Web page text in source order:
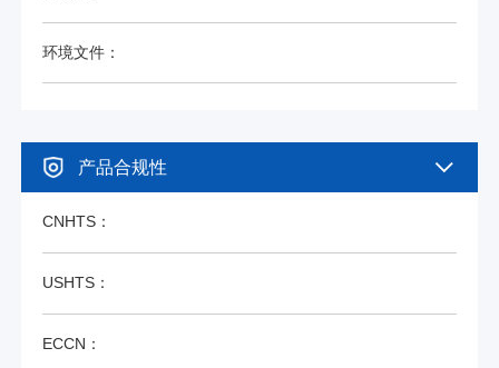
环境文件：
产品合规性
CNHTS：
USHTS：
ECCN：